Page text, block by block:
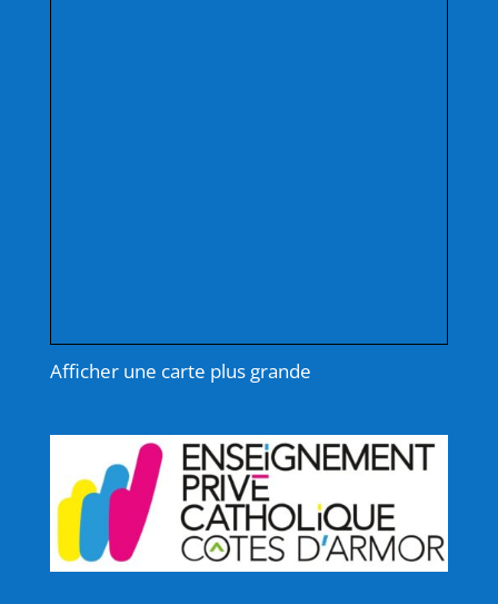
Afficher une carte plus grande